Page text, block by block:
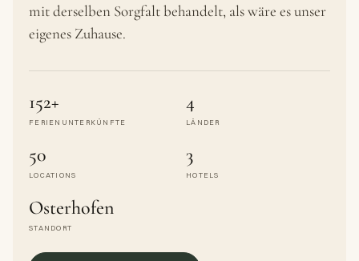
mit derselben Sorgfalt behandelt, als wäre es unser
eigenes Zuhause.
152+
FERIENUNTERKÜNFTE
4
LÄNDER
50
LOCATIONS
3
HOTELS
Osterhofen
STANDORT